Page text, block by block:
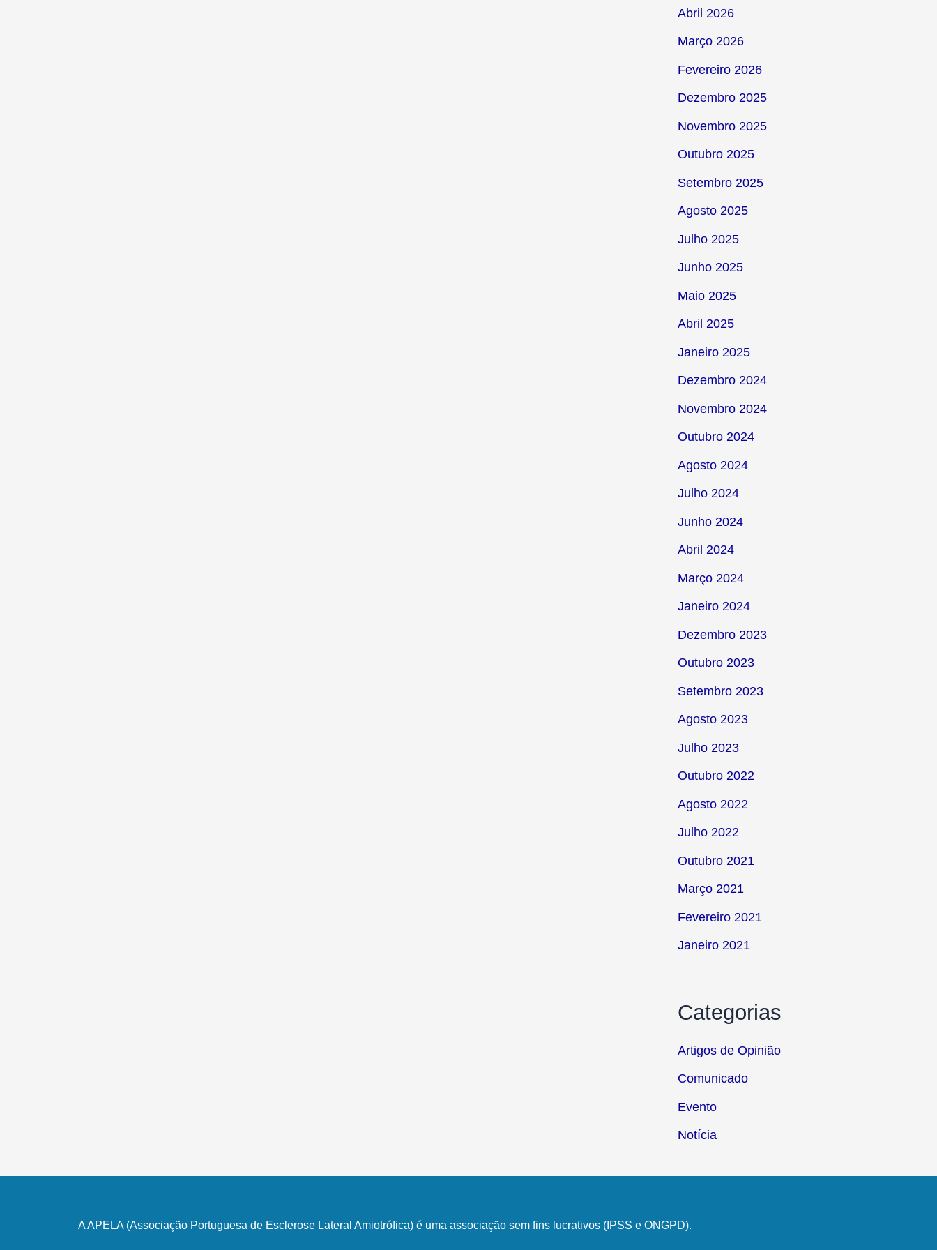
Abril 2026
Março 2026
Fevereiro 2026
Dezembro 2025
Novembro 2025
Outubro 2025
Setembro 2025
Agosto 2025
Julho 2025
Junho 2025
Maio 2025
Abril 2025
Janeiro 2025
Dezembro 2024
Novembro 2024
Outubro 2024
Agosto 2024
Julho 2024
Junho 2024
Abril 2024
Março 2024
Janeiro 2024
Dezembro 2023
Outubro 2023
Setembro 2023
Agosto 2023
Julho 2023
Outubro 2022
Agosto 2022
Julho 2022
Outubro 2021
Março 2021
Fevereiro 2021
Janeiro 2021
Categorias
Artigos de Opinião
Comunicado
Evento
Notícia
A APELA (Associação Portuguesa de Esclerose Lateral Amiotrófica) é uma associação sem fins lucrativos (IPSS e ONGPD).